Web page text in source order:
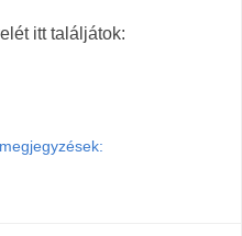
itt találjátok: